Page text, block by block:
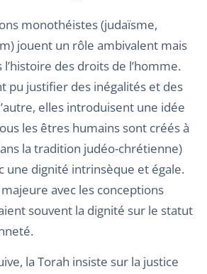
monothéistes (judaïsme,
jouent un rôle ambivalent mais
des droits de l’homme.
pu justifier des inégalités et des
elles introduisent une idée
les êtres humains sont créés à
la tradition judéo-chrétienne)
une dignité intrinsèque et égale.
avec les conceptions
souvent la dignité sur le statut
la Torah insiste sur la justice